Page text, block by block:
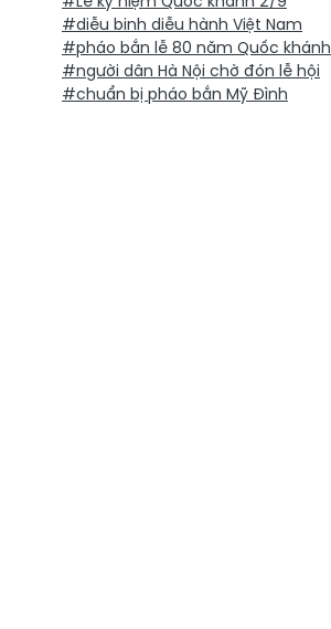
#diễu binh diễu hành Việt Nam
#pháo bắn lễ 80 năm Quốc khánh
#người dân Hà Nội chờ đón lễ hội
#chuẩn bị pháo bắn Mỹ Đình